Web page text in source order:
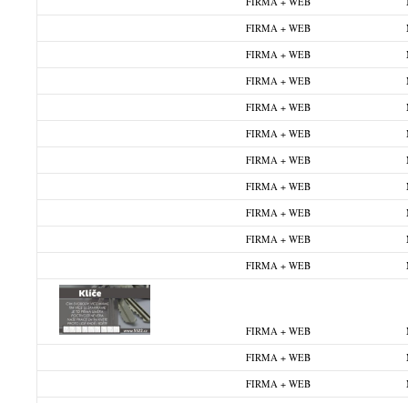
FIRMA + WEB
FIRMA + WEB
FIRMA + WEB
FIRMA + WEB
FIRMA + WEB
FIRMA + WEB
FIRMA + WEB
FIRMA + WEB
FIRMA + WEB
FIRMA + WEB
FIRMA + WEB
FIRMA + WEB
FIRMA + WEB